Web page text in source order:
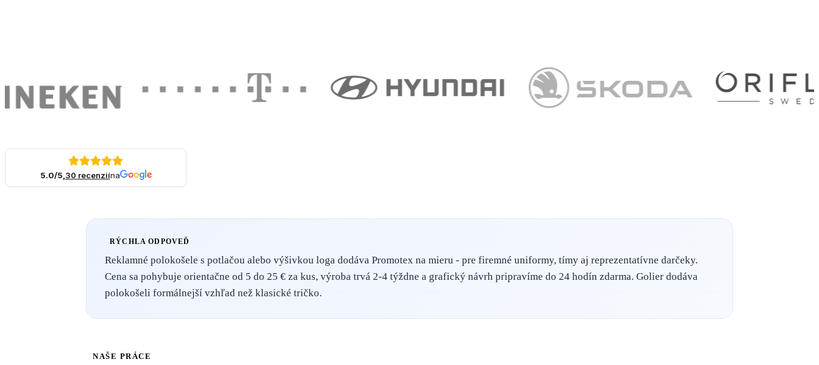
5.0/5, 30 recenziína
RÝCHLA ODPOVEĎ
Reklamné polokošele s potlačou alebo výšivkou loga dodáva Promotex na mieru - pre firemné uniformy, tímy aj reprezentatívne darčeky.
Cena sa pohybuje orientačne od 5 do 25 € za kus, výroba trvá 2-4 týždne a grafický návrh pripravíme do 24 hodín zdarma. Golier dodáva
polokošeli formálnejší vzhľad než klasické tričko.
NAŠE PRÁCE